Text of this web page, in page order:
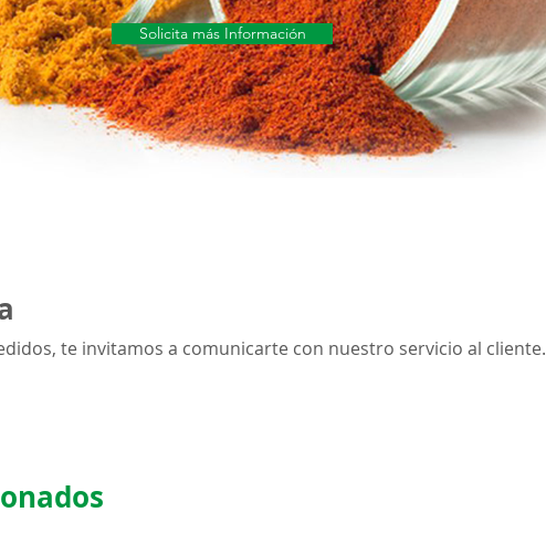
Solicita más Información
te invitamos a comunicarte con nuestro servicio al cliente.